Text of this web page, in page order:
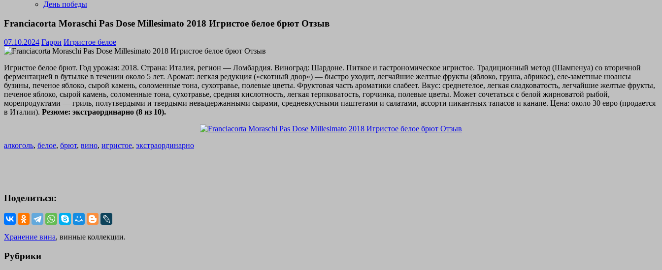
День победы
Franciacorta Moraschi Pas Dose Millesimato 2018 Игристое белое брют Отзыв
07.10.2024 Гарри Игристое белое
Игристое белое брют. Год урожая: 2018. Страна: Италия, регион — Ломбардия. Виноград: Шардоне. Питкое и гастрономическое игристое. Традиционный метод (Шампенуа) со вторичной
ферментацией в бутылке в течении около 5 лет. Аромат: легкая редукция («скотный двор») — быстро уходит, легчайшие желтые фрукты (яблоко, груша, абрикос), еле-заметные нюансы
бузины, печеное яблоко, сырой камень, соломенные тона, сухотравье, полевые цветы. Фруктовая часть ароматики слабеет. Вкус: среднетелое, легкая сладковатость, легчайшие желтые фрукты,
печеное яблоко, сырой камень, соломенные тона, сухотравье, средняя кислотность, легкая терпковатость, горчинка, полевые цветы. Может сочетаться с белой жирноватой рыбой,
морепродуктами — гриль, полутвердыми и твердыми невыдержанными сырами, средневкусными паштетами и салатами, ассорти пикантных тапасов и канапе. Цена: около 30 евро (продается
в Италии). Резюме: экстраординарно (8 из 10).
алкоголь, белое, брют, вино, игристое, экстраординарно
Поделиться:
Хранение вина, винные коллекции.
Рубрики